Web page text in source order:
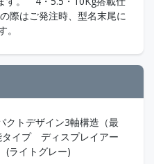
際はご発注時、型名末尾に
クトデザイン3軸構造（最
イプ ディスプレイアー
(ライトグレー)